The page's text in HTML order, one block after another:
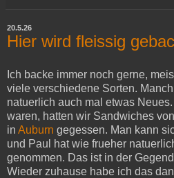
20.5.26
Hier wird fleissig
Ich backe immer noch gerne,
viele verschiedene Sorten.
natuerlich auch mal etwas
waren, hatten wir Sandwiches
in Auburn gegessen. Man kann
und Paul hat wie frueher
genommen. Das ist in der
Wieder zuhause habe ich das